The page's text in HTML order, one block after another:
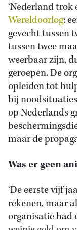
‘Nederland trok
Wereldoorlog:
gevecht tussen
tussen twee
weerbaar zijn,
geroepen. De
opleiden tot
bij
op Nederlands
maar de
Was er geen
‘De eerste vijf
rekenen, maar
organisatie had